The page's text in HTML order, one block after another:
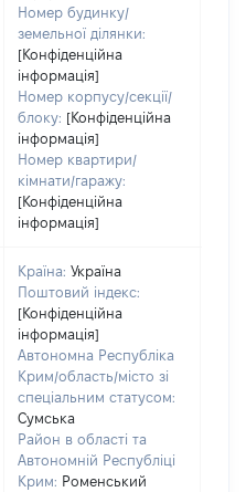
Номер будинку/
земельної ділянки:
[Конфіденційна
інформація]
Номер корпусу/секції/
блоку: [Конфіденційна
інформація]
Номер квартири/
кімнати/гаражу:
[Конфіденційна
інформація]
Країна: Україна
Поштовий індекс:
[Конфіденційна
інформація]
Автономна Республіка
Крим/область/місто зі
спеціальним статусом:
Сумська
Район в області та
Автономній Республіці
Крим: Роменський